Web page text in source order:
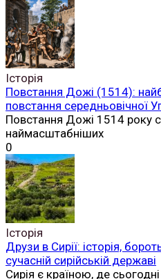
Історія
Повстання Дожі (1514):
повстання середньовічної
Повстання Дожі 1514 року
наймасштабніших
0
Історія
Друзи в Сирії: історія,
сучасній сирійській державі
Сирія є країною, де